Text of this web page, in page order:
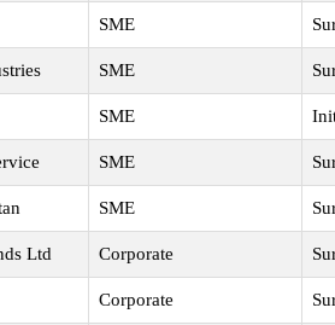
SME
SME
SME
SME
SME
Ltd Corporate
Corporate